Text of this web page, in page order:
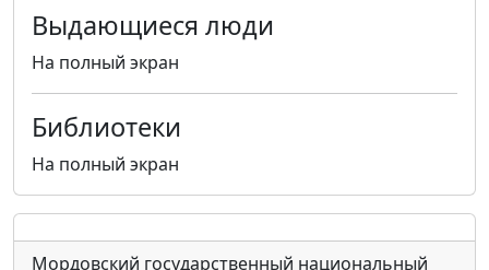
Выдающиеся люди
На полный экран
Библиотеки
На полный экран
Мордовский государственный национальный